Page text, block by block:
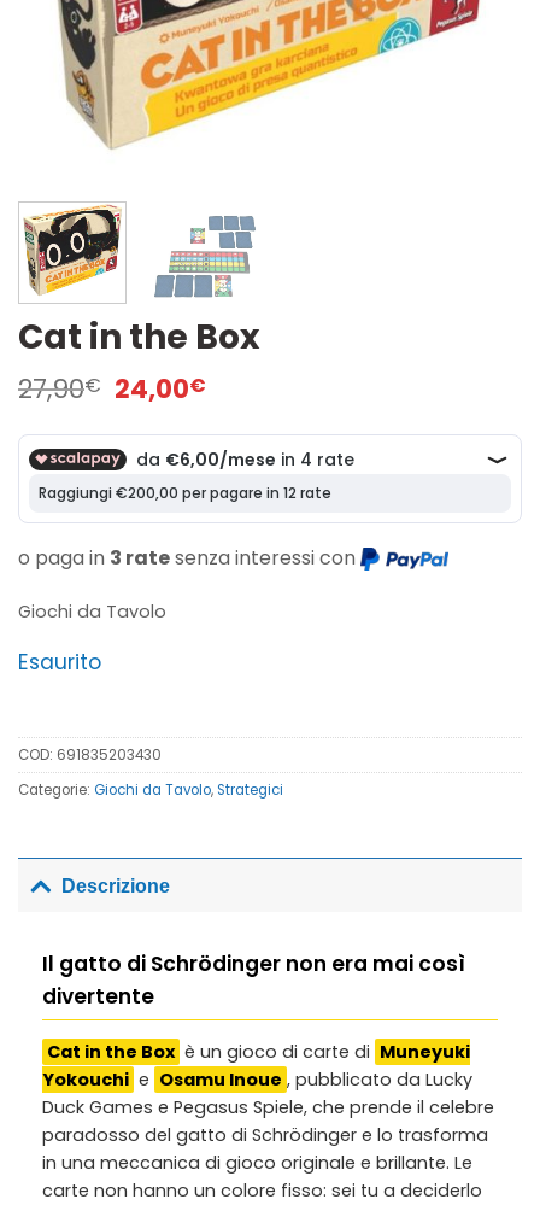
Cat in the Box
27,90€ Il
prezzo
originale
era:
27,90€.
24,00€
attuale
è:
24,00€.
o paga in 3 ratesenza interessi con
Giochi da Tavolo
Esaurito
COD: 691835203430
Categorie: Giochi da Tavolo, Strategici
Descrizione
Il gatto di Schrödinger non era mai così
divertente
Cat in the Box è un gioco di carte di Muneyuki
Yokouchi e Osamu Inoue , pubblicato da Lucky
Duck Games e Pegasus Spiele, che prende il celebre
paradosso del gatto di Schrödinger e lo trasforma
in una meccanica di gioco originale e brillante. Le
carte non hanno un colore fisso: sei tu a deciderlo